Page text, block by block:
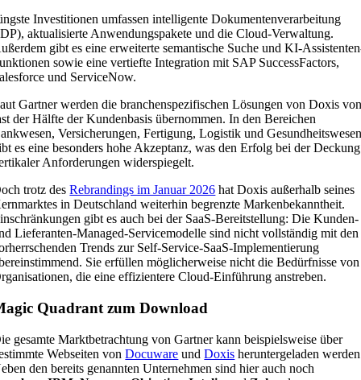
Investitionen umfassen intelligente Dokumentenverarbeitung
aktualisierte Anwendungspakete und die Cloud-Verwaltung.
gibt es eine erweiterte semantische Suche und KI-
sowie eine vertiefte Integration mit SAP SuccessFactors,
und ServiceNow.
Gartner werden die branchenspezifischen Lösungen von Doxis
der Hälfte der Kundenbasis übernommen. In den Bereichen
Versicherungen, Fertigung, Logistik und
es eine besonders hohe Akzeptanz, was den Erfolg bei der Deckung
Anforderungen widerspiegelt.
trotz desRebrandings im Januar 2026 hat Doxis außerhalb seines
in Deutschland weiterhin begrenzte Markenbekanntheit.
gibt es auch bei der SaaS-Bereitstellung: Die Kunden-
Lieferanten-Managed-Servicemodelle sind nicht vollständig mit den
Trends zur Self-Service-SaaS-Implementierung
Sie erfüllen möglicherweise nicht die Bedürfnisse von
die eine effizientere Cloud-Einführung anstreben.
Quadrant zum Download
gesamte Marktbetrachtung von Gartner kann beispielsweise über
Webseiten vonDocuware undDoxis heruntergeladen
den bereits genannten Unternehmen sind hier auch noch